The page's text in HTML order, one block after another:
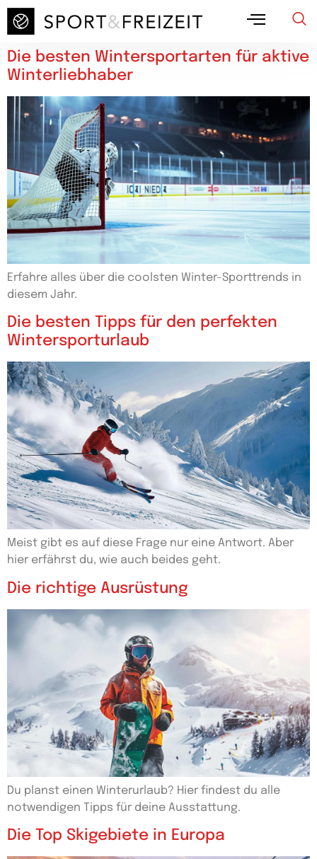
Die besten Wintersportarten für aktive
Winterliebhaber
Erfahre alles über die coolsten Winter-Sporttrends in
diesem Jahr.
Die besten Tipps für den perfekten
Wintersporturlaub
Meist gibt es auf diese Frage nur eine Antwort. Aber
hier erfährst du, wie auch beides geht.
Die richtige Ausrüstung
Du planst einen Winterurlaub? Hier findest du alle
notwendigen Tipps für deine Ausstattung.
Die Top Skigebiete in Europa